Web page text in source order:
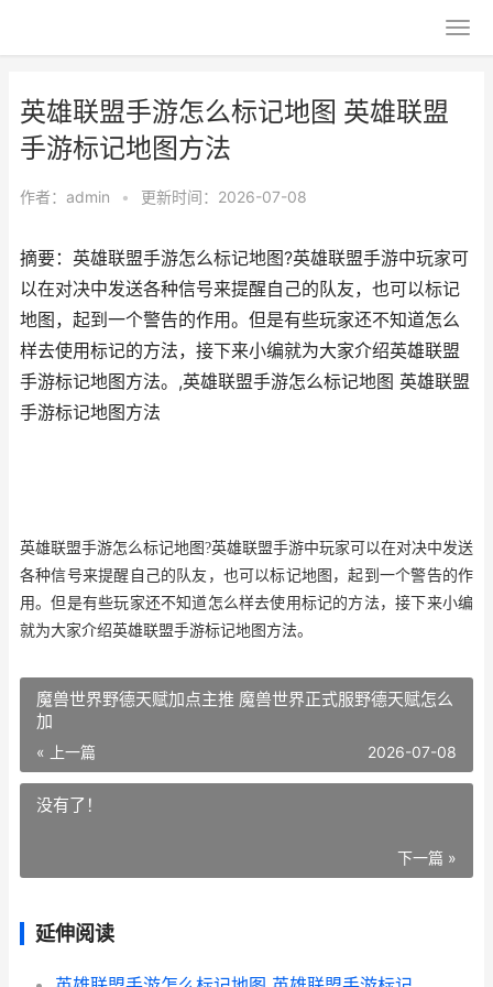
英雄联盟手游怎么标记地图 英雄联盟
手游标记地图方法
作者： admin • 更新时间：2026-07-08
摘要：英雄联盟手游怎么标记地图?英雄联盟手游中玩家可
以在对决中发送各种信号来提醒自己的队友，也可以标记
地图，起到一个警告的作用。但是有些玩家还不知道怎么
样去使用标记的方法，接下来小编就为大家介绍英雄联盟
手游标记地图方法。,英雄联盟手游怎么标记地图 英雄联盟
手游标记地图方法
英雄联盟手游怎么标记地图?英雄联盟手游中玩家可以在对决中发送
各种信号来提醒自己的队友，也可以标记地图，起到一个警告的作
用。但是有些玩家还不知道怎么样去使用标记的方法，接下来小编
就为大家介绍英雄联盟手游标记地图方法。
魔兽世界野德天赋加点主推 魔兽世界正式服野德天赋怎么
加
« 上一篇 2026-07-08
没有了！
下一篇 »
延伸阅读